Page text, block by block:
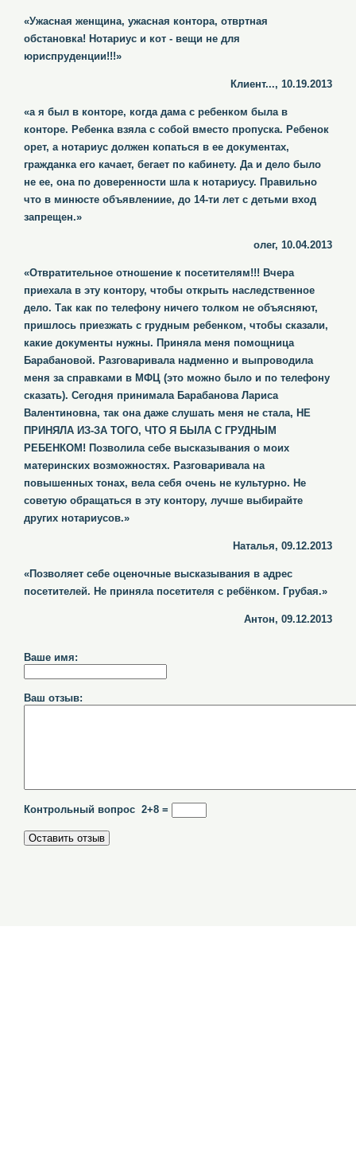
«Ужасная женщина, ужасная контора, отвртная
обстановка! Нотариус и кот - вещи не для
юриспруденции!!!»
Клиент..., 10.19.2013
«а я был в конторе, когда дама с ребенком была в
конторе. Ребенка взяла с собой вместо пропуска. Ребенок
орет, а нотариус должен копаться в ее документах,
гражданка его качает, бегает по кабинету. Да и дело было
не ее, она по доверенности шла к нотариусу. Правильно
что в минюсте объявлениие, до 14-ти лет с детьми вход
запрещен.»
олег, 10.04.2013
«Отвратительное отношение к посетителям!!! Вчера
приехала в эту контору, чтобы открыть наследственное
дело. Так как по телефону ничего толком не объясняют,
пришлось приезжать с грудным ребенком, чтобы сказали,
какие документы нужны. Приняла меня помощница
Барабановой. Разговаривала надменно и выпроводила
меня за справками в МФЦ (это можно было и по телефону
сказать). Сегодня принимала Барабанова Лариса
Валентиновна, так она даже слушать меня не стала, НЕ
ПРИНЯЛА ИЗ-ЗА ТОГО, ЧТО Я БЫЛА С ГРУДНЫМ
РЕБЕНКОМ! Позволила себе высказывания о моих
материнских возможностях. Разговаривала на
повышенных тонах, вела себя очень не культурно. Не
советую обращаться в эту контору, лучше выбирайте
других нотариусов.»
Наталья, 09.12.2013
«Позволяет себе оценочные высказывания в адрес
посетителей. Не приняла посетителя с ребёнком. Грубая.»
Антон, 09.12.2013
Ваше имя:
Ваш отзыв:
Контрольный вопрос 2+8 =